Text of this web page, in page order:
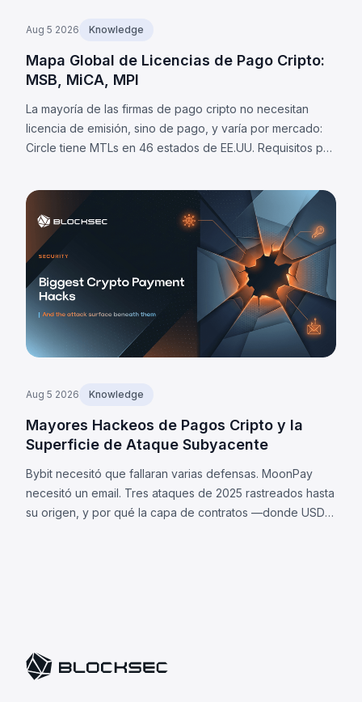
Aug 5 2026 Knowledge
Mapa Global de Licencias de Pago Cripto:
MSB, MiCA, MPI
La mayoría de las firmas de pago cripto no necesitan
licencia de emisión, sino de pago, y varía por mercado:
Circle tiene MTLs en 46 estados de EE.UU. Requisitos por
Aug 5 2026 Knowledge
Mayores Hackeos de Pagos Cripto y la
Superficie de Ataque Subyacente
Bybit necesitó que fallaran varias defensas. MoonPay
necesitó un email. Tres ataques de 2025 rastreados hasta
su origen, y por qué la capa de contratos —donde USDC